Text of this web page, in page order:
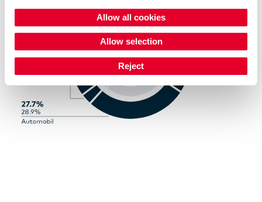
Allow all cookies
Allow selection
Reject